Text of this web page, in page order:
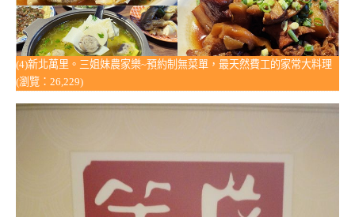
(4)新北萬里。三姐妹農家樂~預約制無菜單，最天然費工的家常大料理
(瀏覽：26,229)